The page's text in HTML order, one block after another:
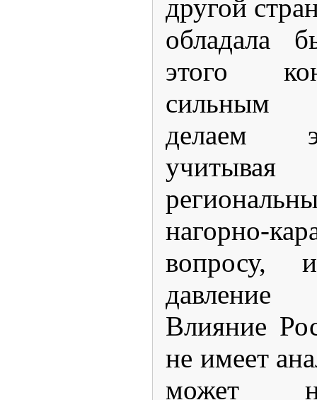
другой
обладала
этого
сильным
делаем
нагорно-
вопросу,
Влияние
не имеет
может